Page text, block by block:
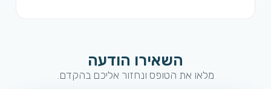
השאירו הודעה
מלאו את הטופס ונחזור אליכם בהקדם.